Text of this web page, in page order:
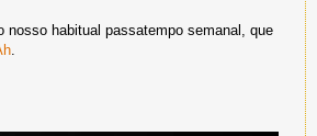
habitual passatempo semanal, que